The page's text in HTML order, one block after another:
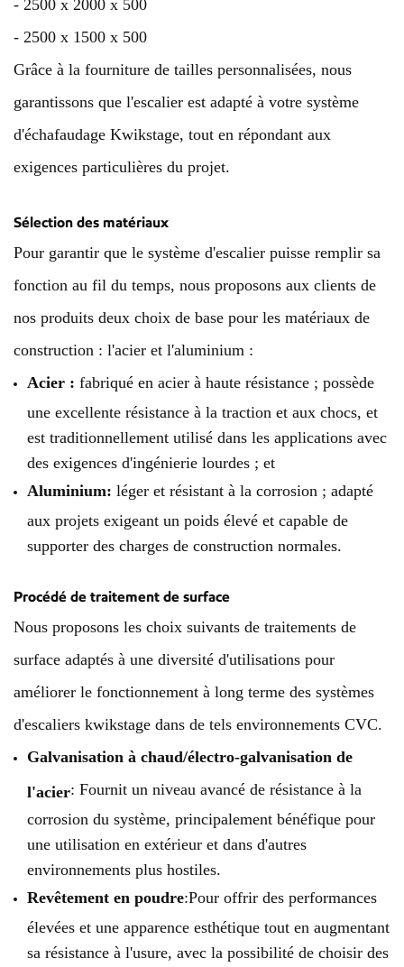
- 2500 x 2000 x 500
- 2500 x 1500 x 500
Grâce à la fourniture de tailles personnalisées, nous
garantissons que l'escalier est adapté à votre système
d'échafaudage Kwikstage, tout en répondant aux
exigences particulières du projet.
Sélection des matériaux
Pour garantir que le système d'escalier puisse remplir sa
fonction au fil du temps, nous proposons aux clients de
nos produits deux choix de base pour les matériaux de
construction : l'acier et l'aluminium :
Acier : fabriqué en acier à haute résistance ; possède
une excellente résistance à la traction et aux chocs, et
est traditionnellement utilisé dans les applications avec
des exigences d'ingénierie lourdes ; et
Aluminium: léger et résistant à la corrosion ; adapté
aux projets exigeant un poids élevé et capable de
supporter des charges de construction normales.
Procédé de traitement de surface
Nous proposons les choix suivants de traitements de
surface adaptés à une diversité d'utilisations pour
améliorer le fonctionnement à long terme des systèmes
d'escaliers kwikstage dans de tels environnements CVC.
Galvanisation à chaud/électro-galvanisation de
l'acier: Fournit un niveau avancé de résistance à la
corrosion du système, principalement bénéfique pour
une utilisation en extérieur et dans d'autres
environnements plus hostiles.
Revêtement en poudre:Pour offrir des performances
élevées et une apparence esthétique tout en augmentant
sa résistance à l'usure, avec la possibilité de choisir des